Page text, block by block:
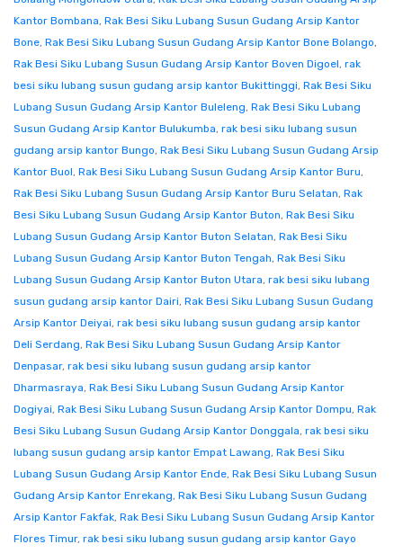
Kantor Bombana, Rak Besi Siku Lubang Susun Gudang Arsip Kantor
Bone, Rak Besi Siku Lubang Susun Gudang Arsip Kantor Bone Bolango,
Rak Besi Siku Lubang Susun Gudang Arsip Kantor Boven Digoel, rak
besi siku lubang susun gudang arsip kantor Bukittinggi, Rak Besi Siku
Lubang Susun Gudang Arsip Kantor Buleleng, Rak Besi Siku Lubang
Susun Gudang Arsip Kantor Bulukumba, rak besi siku lubang susun
gudang arsip kantor Bungo, Rak Besi Siku Lubang Susun Gudang Arsip
Kantor Buol, Rak Besi Siku Lubang Susun Gudang Arsip Kantor Buru,
Rak Besi Siku Lubang Susun Gudang Arsip Kantor Buru Selatan, Rak
Besi Siku Lubang Susun Gudang Arsip Kantor Buton, Rak Besi Siku
Lubang Susun Gudang Arsip Kantor Buton Selatan, Rak Besi Siku
Lubang Susun Gudang Arsip Kantor Buton Tengah, Rak Besi Siku
Lubang Susun Gudang Arsip Kantor Buton Utara, rak besi siku lubang
susun gudang arsip kantor Dairi, Rak Besi Siku Lubang Susun Gudang
Arsip Kantor Deiyai, rak besi siku lubang susun gudang arsip kantor
Deli Serdang, Rak Besi Siku Lubang Susun Gudang Arsip Kantor
Denpasar, rak besi siku lubang susun gudang arsip kantor
Dharmasraya, Rak Besi Siku Lubang Susun Gudang Arsip Kantor
Dogiyai, Rak Besi Siku Lubang Susun Gudang Arsip Kantor Dompu, Rak
Besi Siku Lubang Susun Gudang Arsip Kantor Donggala, rak besi siku
lubang susun gudang arsip kantor Empat Lawang, Rak Besi Siku
Lubang Susun Gudang Arsip Kantor Ende, Rak Besi Siku Lubang Susun
Gudang Arsip Kantor Enrekang, Rak Besi Siku Lubang Susun Gudang
Arsip Kantor Fakfak, Rak Besi Siku Lubang Susun Gudang Arsip Kantor
Flores Timur, rak besi siku lubang susun gudang arsip kantor Gayo